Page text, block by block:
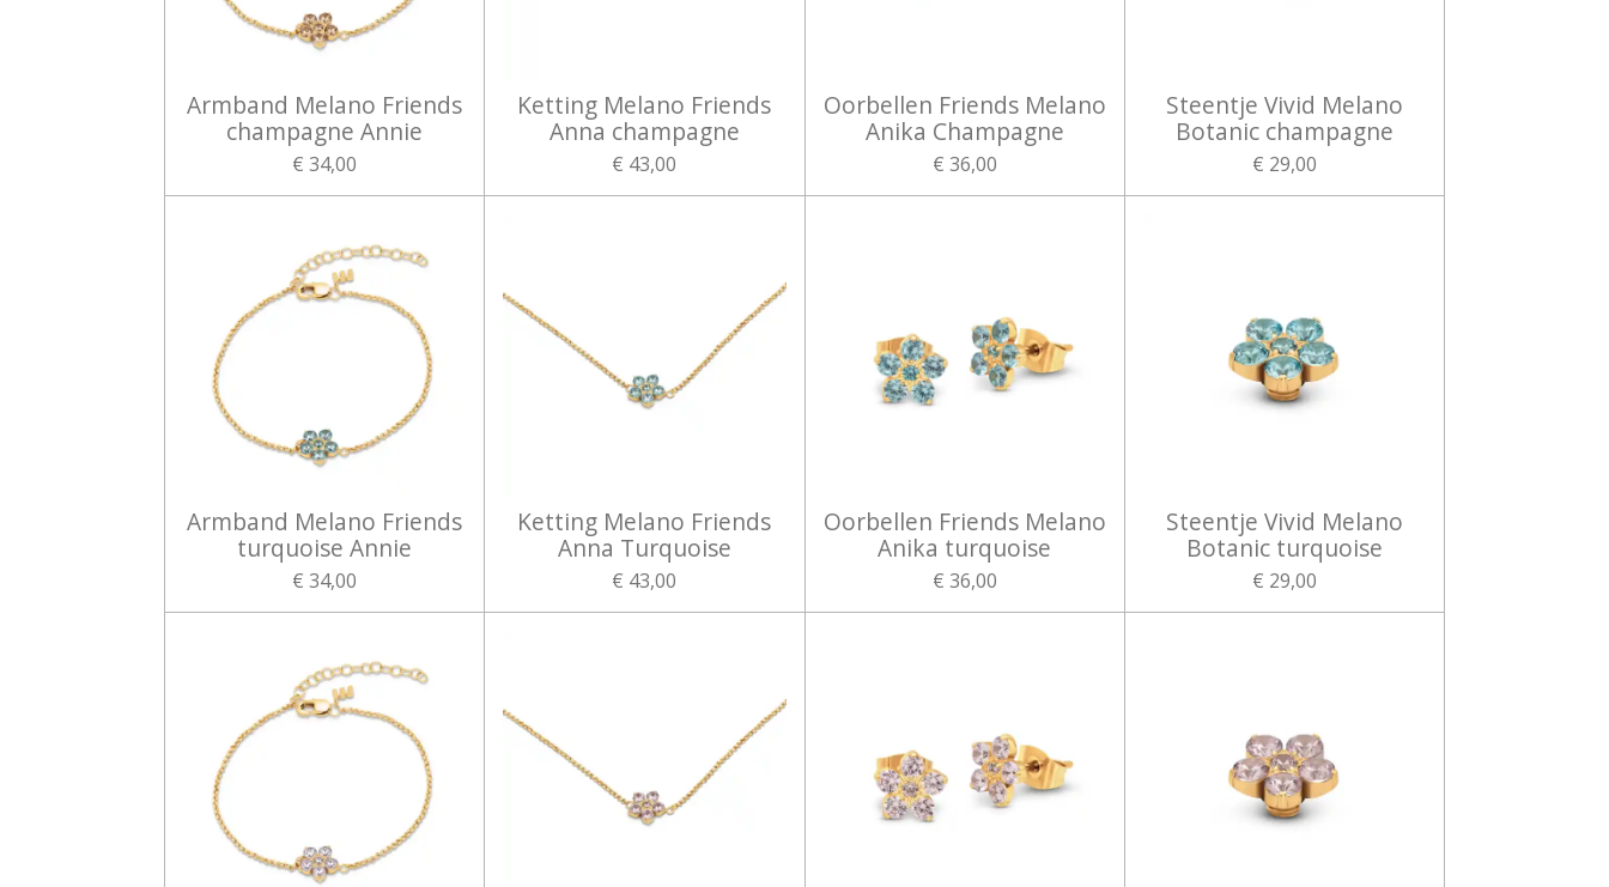
Armband Melano Friends
champagne Annie
€ 34,00
Ketting Melano Friends
Anna champagne
€ 43,00
Oorbellen Friends Melano
Anika Champagne
€ 36,00
Steentje Vivid Melano
Botanic champagne
€ 29,00
Armband Melano Friends
turquoise Annie
€ 34,00
Ketting Melano Friends
Anna Turquoise
€ 43,00
Oorbellen Friends Melano
Anika turquoise
€ 36,00
Steentje Vivid Melano
Botanic turquoise
€ 29,00